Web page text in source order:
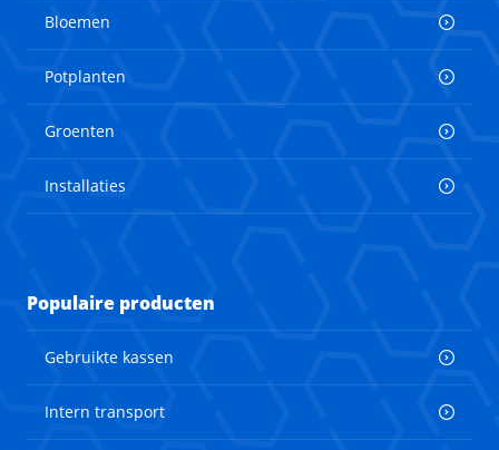
Bloemen
Potplanten
Groenten
Installaties
Populaire producten
Gebruikte kassen
Intern transport